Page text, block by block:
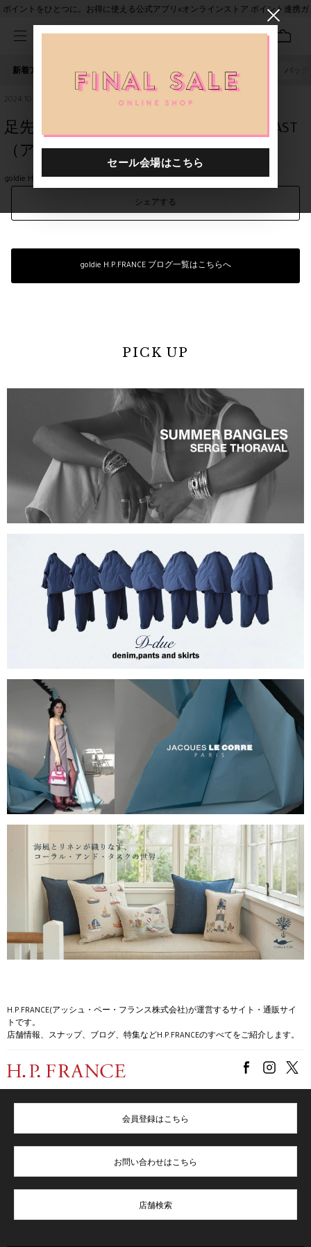
ポイントをひとつに。お得に使える公式アプリ×オンラインストア ポイント連携ガ
新着アイテム 人気ワード セール 40th限定 バッグ
2024.10.03
足先の感覚を大切に☆二子玉川【ANTIPAST
（アンティパスト）】
goldie H.P.FRANCE 二子玉川店
シェアする
goldie H.P.FRANCE ブログ一覧はこちらへ
PICK UP
H.P.FRANCE(アッシュ・ペー・フランス株式会社)が運営するサイト・通販サイ
トです。
店舗情報、スナップ、ブログ、特集などH.P.FRANCEのすべてをご紹介します。
会員登録はこちら
お問い合わせはこちら
店舗検索